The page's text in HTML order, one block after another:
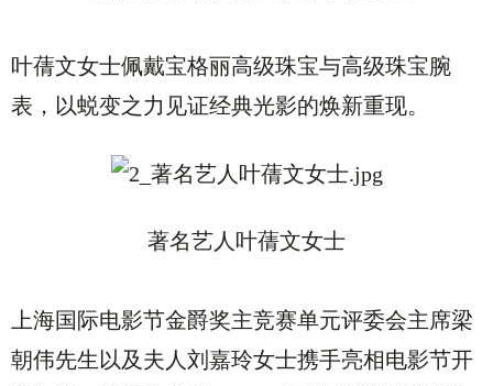
叶蒨文女士佩戴宝格丽高级珠宝与高级珠宝腕
表，以蜕变之力见证经典光影的焕新重现。
著名艺人叶蒨文女士
上海国际电影节金爵奖主竞赛单元评委会主席梁
朝伟先生以及夫人刘嘉玲女士携手亮相电影节开